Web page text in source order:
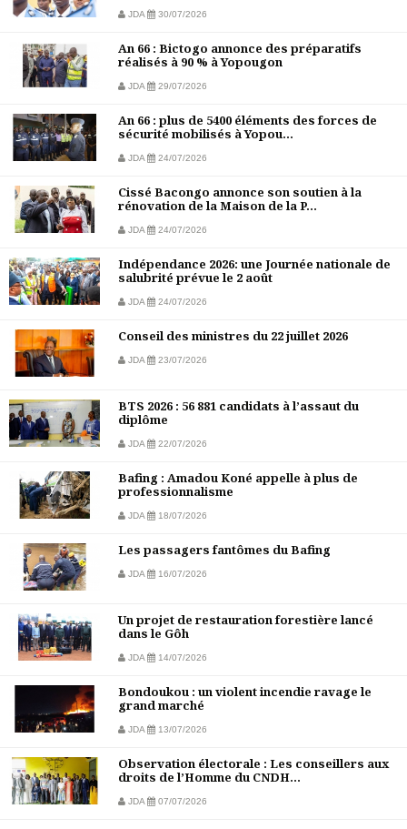
JDA 30/07/2026
An 66 : Bictogo annonce des préparatifs
réalisés à 90 % à Yopougon
JDA 29/07/2026
An 66 : plus de 5400 éléments des forces de
sécurité mobilisés à Yopou...
JDA 24/07/2026
Cissé Bacongo annonce son soutien à la
rénovation de la Maison de la P...
JDA 24/07/2026
Indépendance 2026: une Journée nationale de
salubrité prévue le 2 août
JDA 24/07/2026
Conseil des ministres du 22 juillet 2026
JDA 23/07/2026
BTS 2026 : 56 881 candidats à l’assaut du
diplôme
JDA 22/07/2026
Bafing : Amadou Koné appelle à plus de
professionnalisme
JDA 18/07/2026
Les passagers fantômes du Bafing
JDA 16/07/2026
Un projet de restauration forestière lancé
dans le Gôh
JDA 14/07/2026
Bondoukou : un violent incendie ravage le
grand marché
JDA 13/07/2026
Observation électorale : Les conseillers aux
droits de l’Homme du CNDH...
JDA 07/07/2026